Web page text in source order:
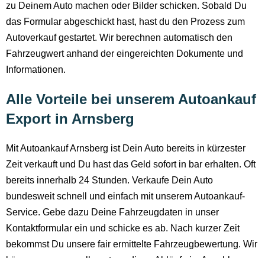
zu Deinem Auto machen oder Bilder schicken. Sobald Du
das Formular abgeschickt hast, hast du den Prozess zum
Autoverkauf gestartet. Wir berechnen automatisch den
Fahrzeugwert anhand der eingereichten Dokumente und
Informationen.
Alle Vorteile bei unserem Autoankauf
Export in Arnsberg
Mit Autoankauf Arnsberg ist Dein Auto bereits in kürzester
Zeit verkauft und Du hast das Geld sofort in bar erhalten. Oft
bereits innerhalb 24 Stunden. Verkaufe Dein Auto
bundesweit schnell und einfach mit unserem Autoankauf-
Service. Gebe dazu Deine Fahrzeugdaten in unser
Kontaktformular ein und schicke es ab. Nach kurzer Zeit
bekommst Du unsere fair ermittelte Fahrzeugbewertung. Wir